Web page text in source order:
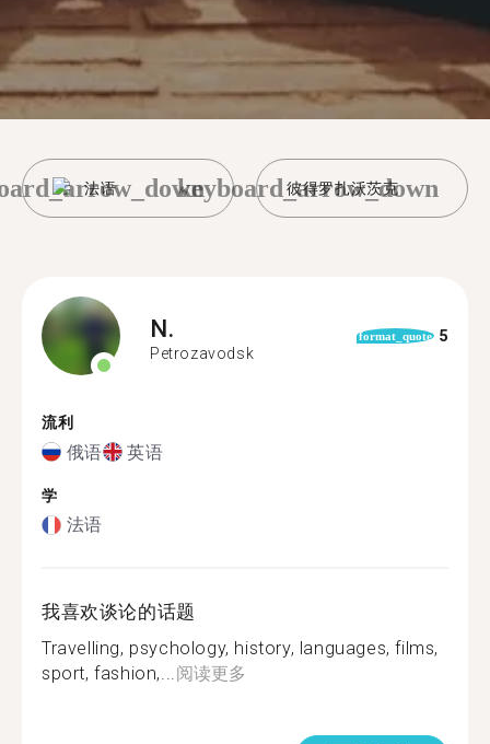
法语 彼得罗扎沃茨克
keyboard_arrow_down
N.
Petrozavodsk
format_quote 5
流利
俄语 英语
学
法语
我喜欢谈论的话题
Travelling, psychology, history, languages, films,
sport, fashion,...阅读更多